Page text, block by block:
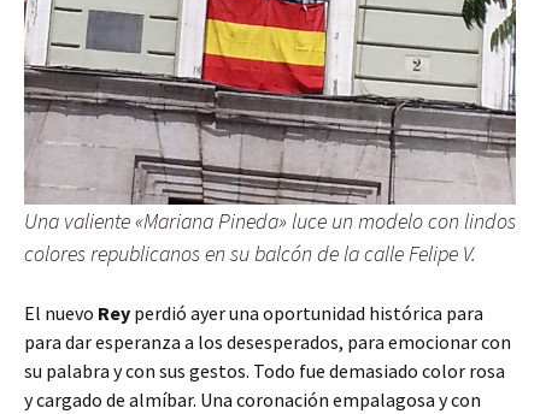
Una valiente «Mariana Pineda» luce un modelo con lindos
colores republicanos en su balcón de la calle Felipe V.
El nuevo Rey perdió ayer una oportunidad histórica para
para dar esperanza a los desesperados, para emocionar con
su palabra y con sus gestos. Todo fue demasiado color rosa
y cargado de almíbar. Una coronación empalagosa y con